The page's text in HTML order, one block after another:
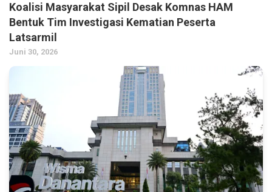
Koalisi Masyarakat Sipil Desak Komnas HAM
Bentuk Tim Investigasi Kematian Peserta
Latsarmil
Juni 30, 2026